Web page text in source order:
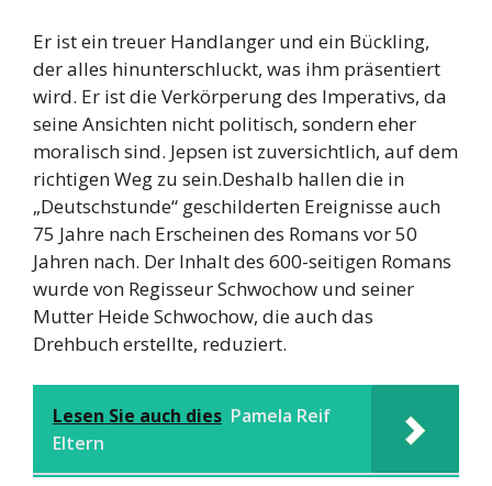
Er ist ein treuer Handlanger und ein Bückling,
der alles hinunterschluckt, was ihm präsentiert
wird. Er ist die Verkörperung des Imperativs, da
seine Ansichten nicht politisch, sondern eher
moralisch sind. Jepsen ist zuversichtlich, auf dem
richtigen Weg zu sein.Deshalb hallen die in
„Deutschstunde“ geschilderten Ereignisse auch
75 Jahre nach Erscheinen des Romans vor 50
Jahren nach. Der Inhalt des 600-seitigen Romans
wurde von Regisseur Schwochow und seiner
Mutter Heide Schwochow, die auch das
Drehbuch erstellte, reduziert.
Lesen Sie auch dies Pamela Reif
Eltern